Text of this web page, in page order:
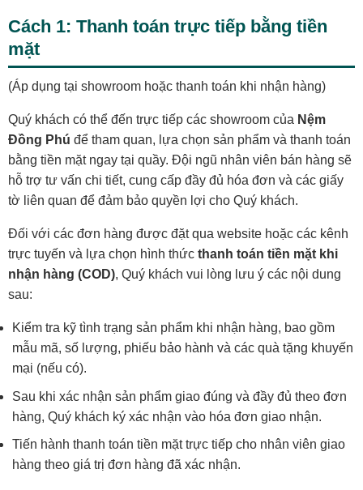
Cách 1: Thanh toán trực tiếp bằng tiền
mặt
(Áp dụng tại showroom hoặc thanh toán khi nhận hàng)
Quý khách có thể đến trực tiếp các showroom của Nệm
Đồng Phú để tham quan, lựa chọn sản phẩm và thanh toán
bằng tiền mặt ngay tại quầy. Đội ngũ nhân viên bán hàng sẽ
hỗ trợ tư vấn chi tiết, cung cấp đầy đủ hóa đơn và các giấy
tờ liên quan để đảm bảo quyền lợi cho Quý khách.
Đối với các đơn hàng được đặt qua website hoặc các kênh
trực tuyến và lựa chọn hình thức thanh toán tiền mặt khi
nhận hàng (COD), Quý khách vui lòng lưu ý các nội dung
sau:
Kiểm tra kỹ tình trạng sản phẩm khi nhận hàng, bao gồm
mẫu mã, số lượng, phiếu bảo hành và các quà tặng khuyến
mại (nếu có).
Sau khi xác nhận sản phẩm giao đúng và đầy đủ theo đơn
hàng, Quý khách ký xác nhận vào hóa đơn giao nhận.
Tiến hành thanh toán tiền mặt trực tiếp cho nhân viên giao
hàng theo giá trị đơn hàng đã xác nhận.